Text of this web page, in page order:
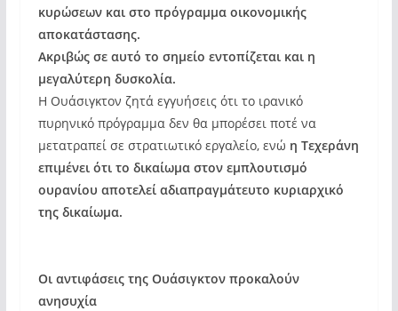
κυρώσεων και στο πρόγραμμα οικονομικής
αποκατάστασης.
Ακριβώς σε αυτό το σημείο εντοπίζεται και η
μεγαλύτερη δυσκολία.
Η Ουάσιγκτον ζητά εγγυήσεις ότι το ιρανικό
πυρηνικό πρόγραμμα δεν θα μπορέσει ποτέ να
μετατραπεί σε στρατιωτικό εργαλείο, ενώ η Τεχεράνη
επιμένει ότι το δικαίωμα στον εμπλουτισμό
ουρανίου αποτελεί αδιαπραγμάτευτο κυριαρχικό
της δικαίωμα.
Οι αντιφάσεις της Ουάσιγκτον προκαλούν
ανησυχία